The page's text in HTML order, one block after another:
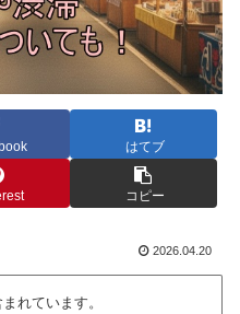
はてブ
コピー
2026.04.20
れています。